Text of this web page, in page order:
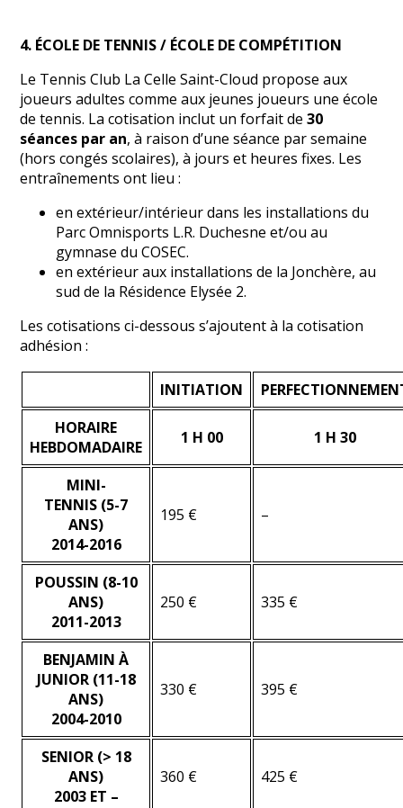
4. ÉCOLE DE TENNIS / ÉCOLE DE COMPÉTITION
Le Tennis Club La Celle Saint-Cloud propose aux
joueurs adultes comme aux jeunes joueurs une école
de tennis. La cotisation inclut un forfait de30
séances par an, à raison d’une séance par semaine
(hors congés scolaires), à jours et heures fixes. Les
entraînements ont lieu :
en extérieur/intérieur dans les installations du
Parc Omnisports L.R. Duchesne et/ou au
gymnase du COSEC.
en extérieur aux installations de la Jonchère, au
sud de la Résidence Elysée 2.
Les cotisations ci-dessous s’ajoutent à la cotisation
adhésion :
INITIATION
HORAIRE
HEBDOMADAIRE
1 H 00 1 H 30
MINI-
TENNIS (5-7
ANS)
2014-2016
195 € –
POUSSIN (8-10
ANS)
2011-2013
250 € 335 €
BENJAMIN À
JUNIOR(11-18
ANS)
2004-2010
330 € 395 €
SENIOR(> 18
ANS)
2003 ET –
360 € 425 €